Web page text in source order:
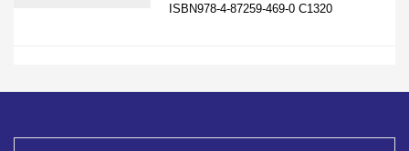
ISBN978-4-87259-469-0 C1320